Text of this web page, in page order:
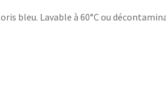
bleu. Lavable à 60°C ou